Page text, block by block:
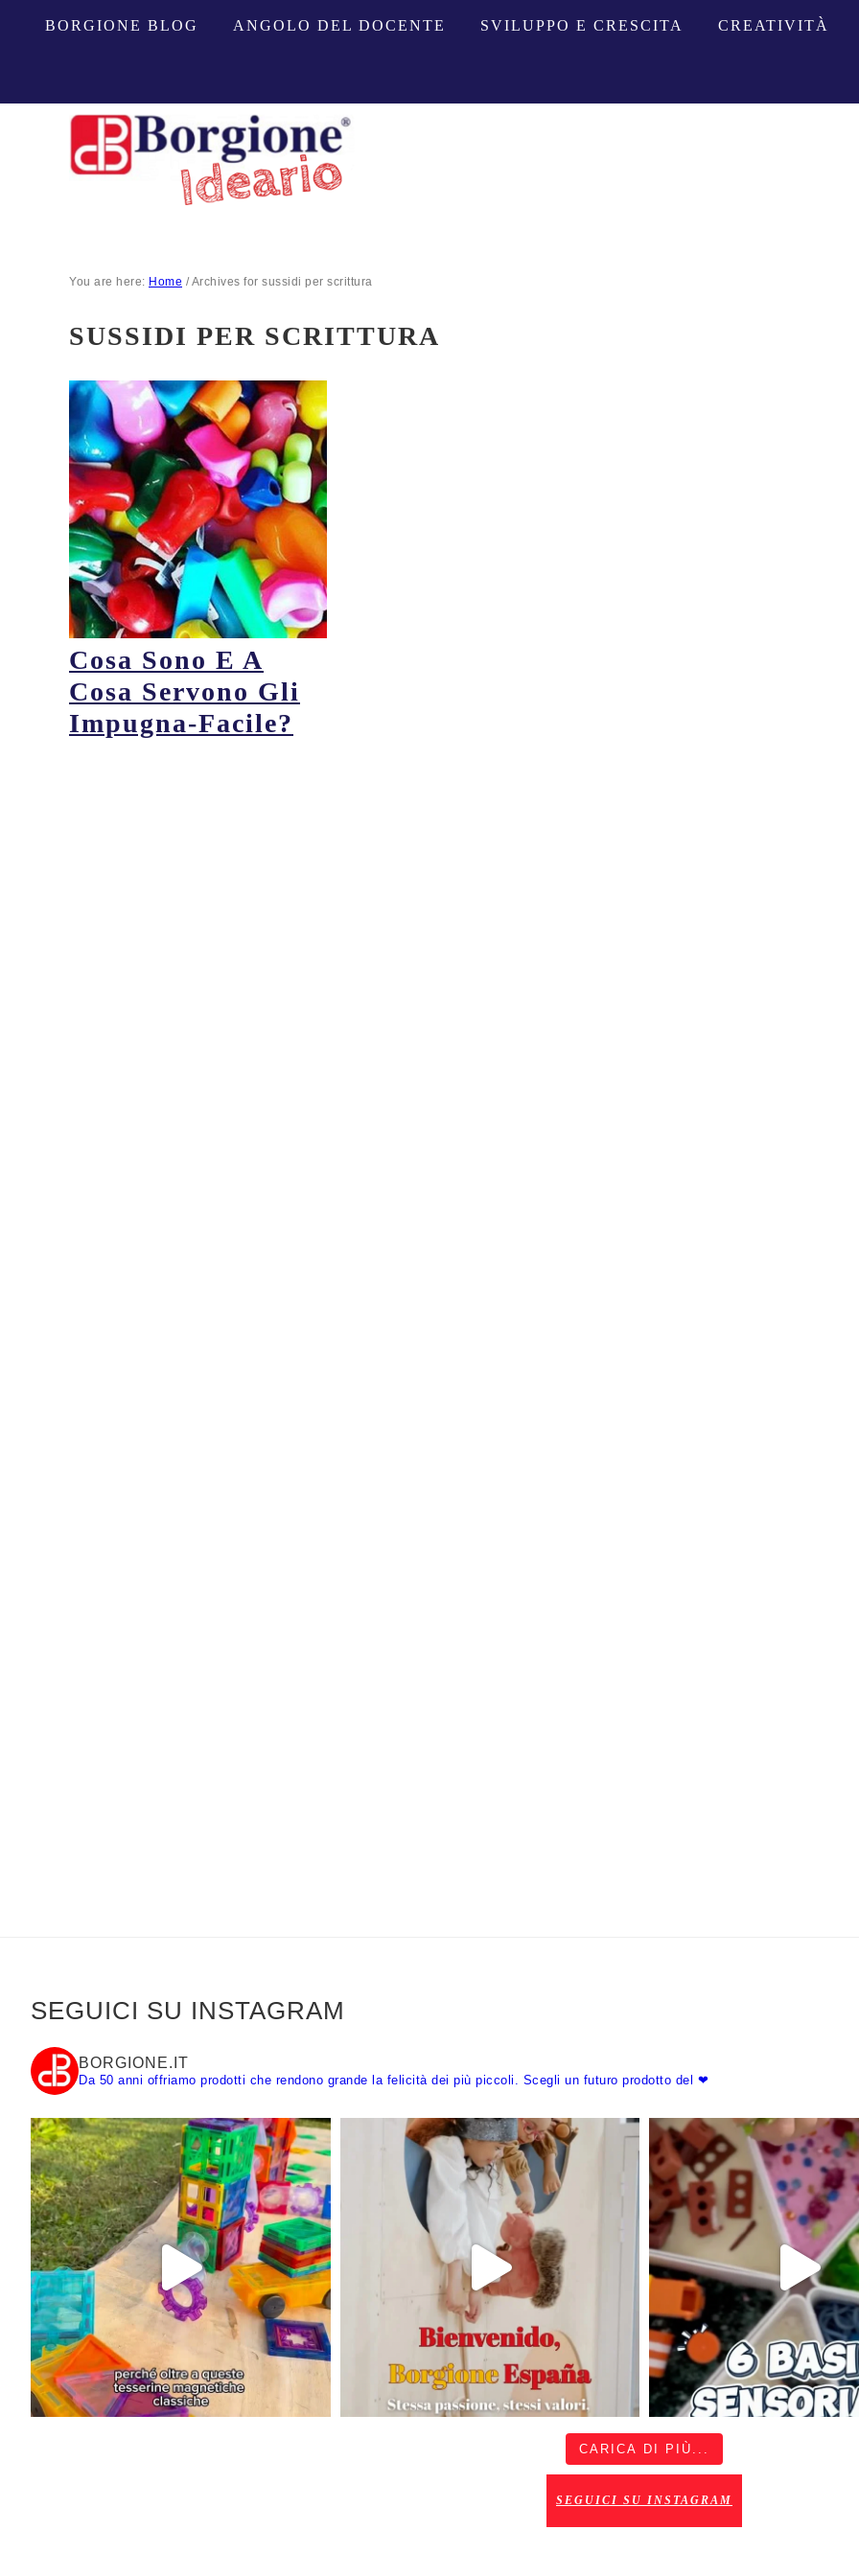
BORGIONE BLOG ANGOLO DEL DOCENTE SVILUPPO E CRESCITA CREATIVITÀ
You are here: Home /Archives for sussidi per scrittura
SUSSIDI PER SCRITTURA
Cosa Sono E A
Cosa Servono Gli
Impugna-Facile?
SEGUICI SU INSTAGRAM
BORGIONE.IT
Da 50 anni offriamo prodotti che rendono grande la felicità dei più piccoli. Scegli un futuro prodotto del ❤
CARICA DI PIÙ...
SEGUICI SU INSTAGRAM